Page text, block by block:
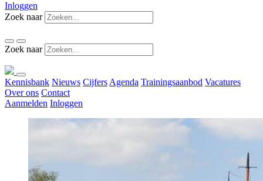
Inloggen
Zoek naar
Zoek naar
Kennisbank Nieuws Cijfers Agenda Trainingsaanbod Vacatures
Over ons Contact
Aanmelden Inloggen